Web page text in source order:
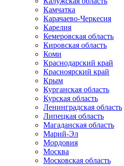
Камчатка
Карачаево-Черкесия
Карелия
Кемеровская область
Кировская область
Коми
Краснодарский край
Красноярский край
Крым
Курганская область
Курская область
Ленинградская область
Липецкая область
Магаданская область
Марий-Эл
Мордовия
Москва
Московская область